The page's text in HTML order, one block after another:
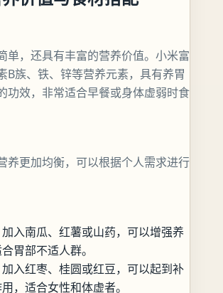
单，还具有丰富的营养价值。小米富
B族、铁、锌等营养元素，具有养胃
功效，非常适合早餐或身体虚弱时食
养更加均衡，可以根据个人需求进行
加入南瓜、红薯或山药，可以增强养
胃部不适人群。
加入红枣、桂圆或红豆，可以起到补
，适合女性和体虚者。